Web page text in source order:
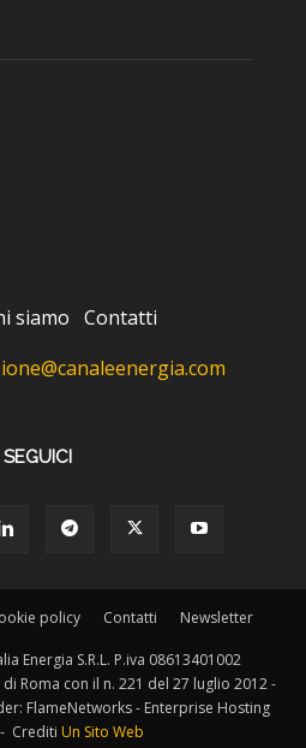
siamo Contatti
SEGUICI
policy Contatti Newsletter
Energia S.R.L. P.iva 08613401002
Roma con il n. 221 del 27 luglio 2012 -
FlameNetworks - Enterprise Hosting
Crediti Un Sito Web